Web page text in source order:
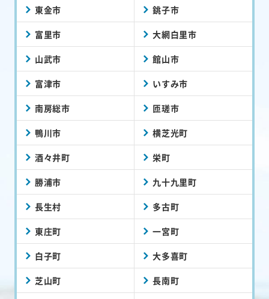
東金市 銚子市
富里市 大網白里市
山武市 館山市
富津市 いすみ市
南房総市 匝瑳市
鴨川市 横芝光町
酒々井町 栄町
勝浦市 九十九里町
長生村 多古町
東庄町 一宮町
白子町 大多喜町
芝山町 長南町